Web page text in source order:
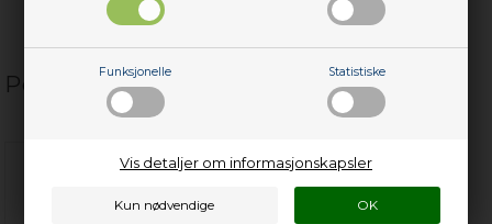
Funksjonelle Statistiske
Vis detaljer om informasjonskapsler
Populære relaterte produkter